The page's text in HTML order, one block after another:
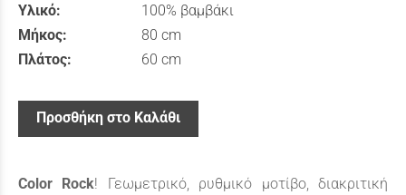
Υλικό:
100% βαμβάκι
Μήκος:
80 cm
Πλάτος:
60 cm
Προσθήκη στο Καλάθι
Color Rock! Γεωμετρικό, ρυθμικό μοτίβο, διακριτική